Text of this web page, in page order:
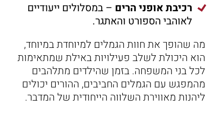
רכיבת אופני הרים – במסלולים ייעודיים
לאוהבי הספורט והאתגר.
מה שהופך את חוות הגמלים למיוחדת במיוחד,
הוא היכולת לשלב פעילויות באילת שמתאימות
לכל בני המשפחה. בזמן שהילדים מתלהבים
מהמפגש עם הגמלים החביבים, ההורים יכולים
ליהנות מאווירת השלווה הייחודית של המדבר.